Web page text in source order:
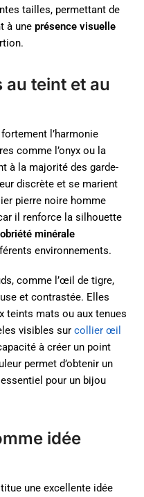
tailles, permettant de
à une présence visuelle
au teint et au
l’harmonie
comme l’onyx ou la
à la majorité des garde-
discrète et se marient
pierre noire homme
il renforce la silhouette
minérale
environnements.
comme l’œil de tigre,
et contrastée. Elles
teints mats ou aux tenues
visibles sur collier œil
à créer un point
permet d’obtenir un
pour un bijou
idée
une excellente idée